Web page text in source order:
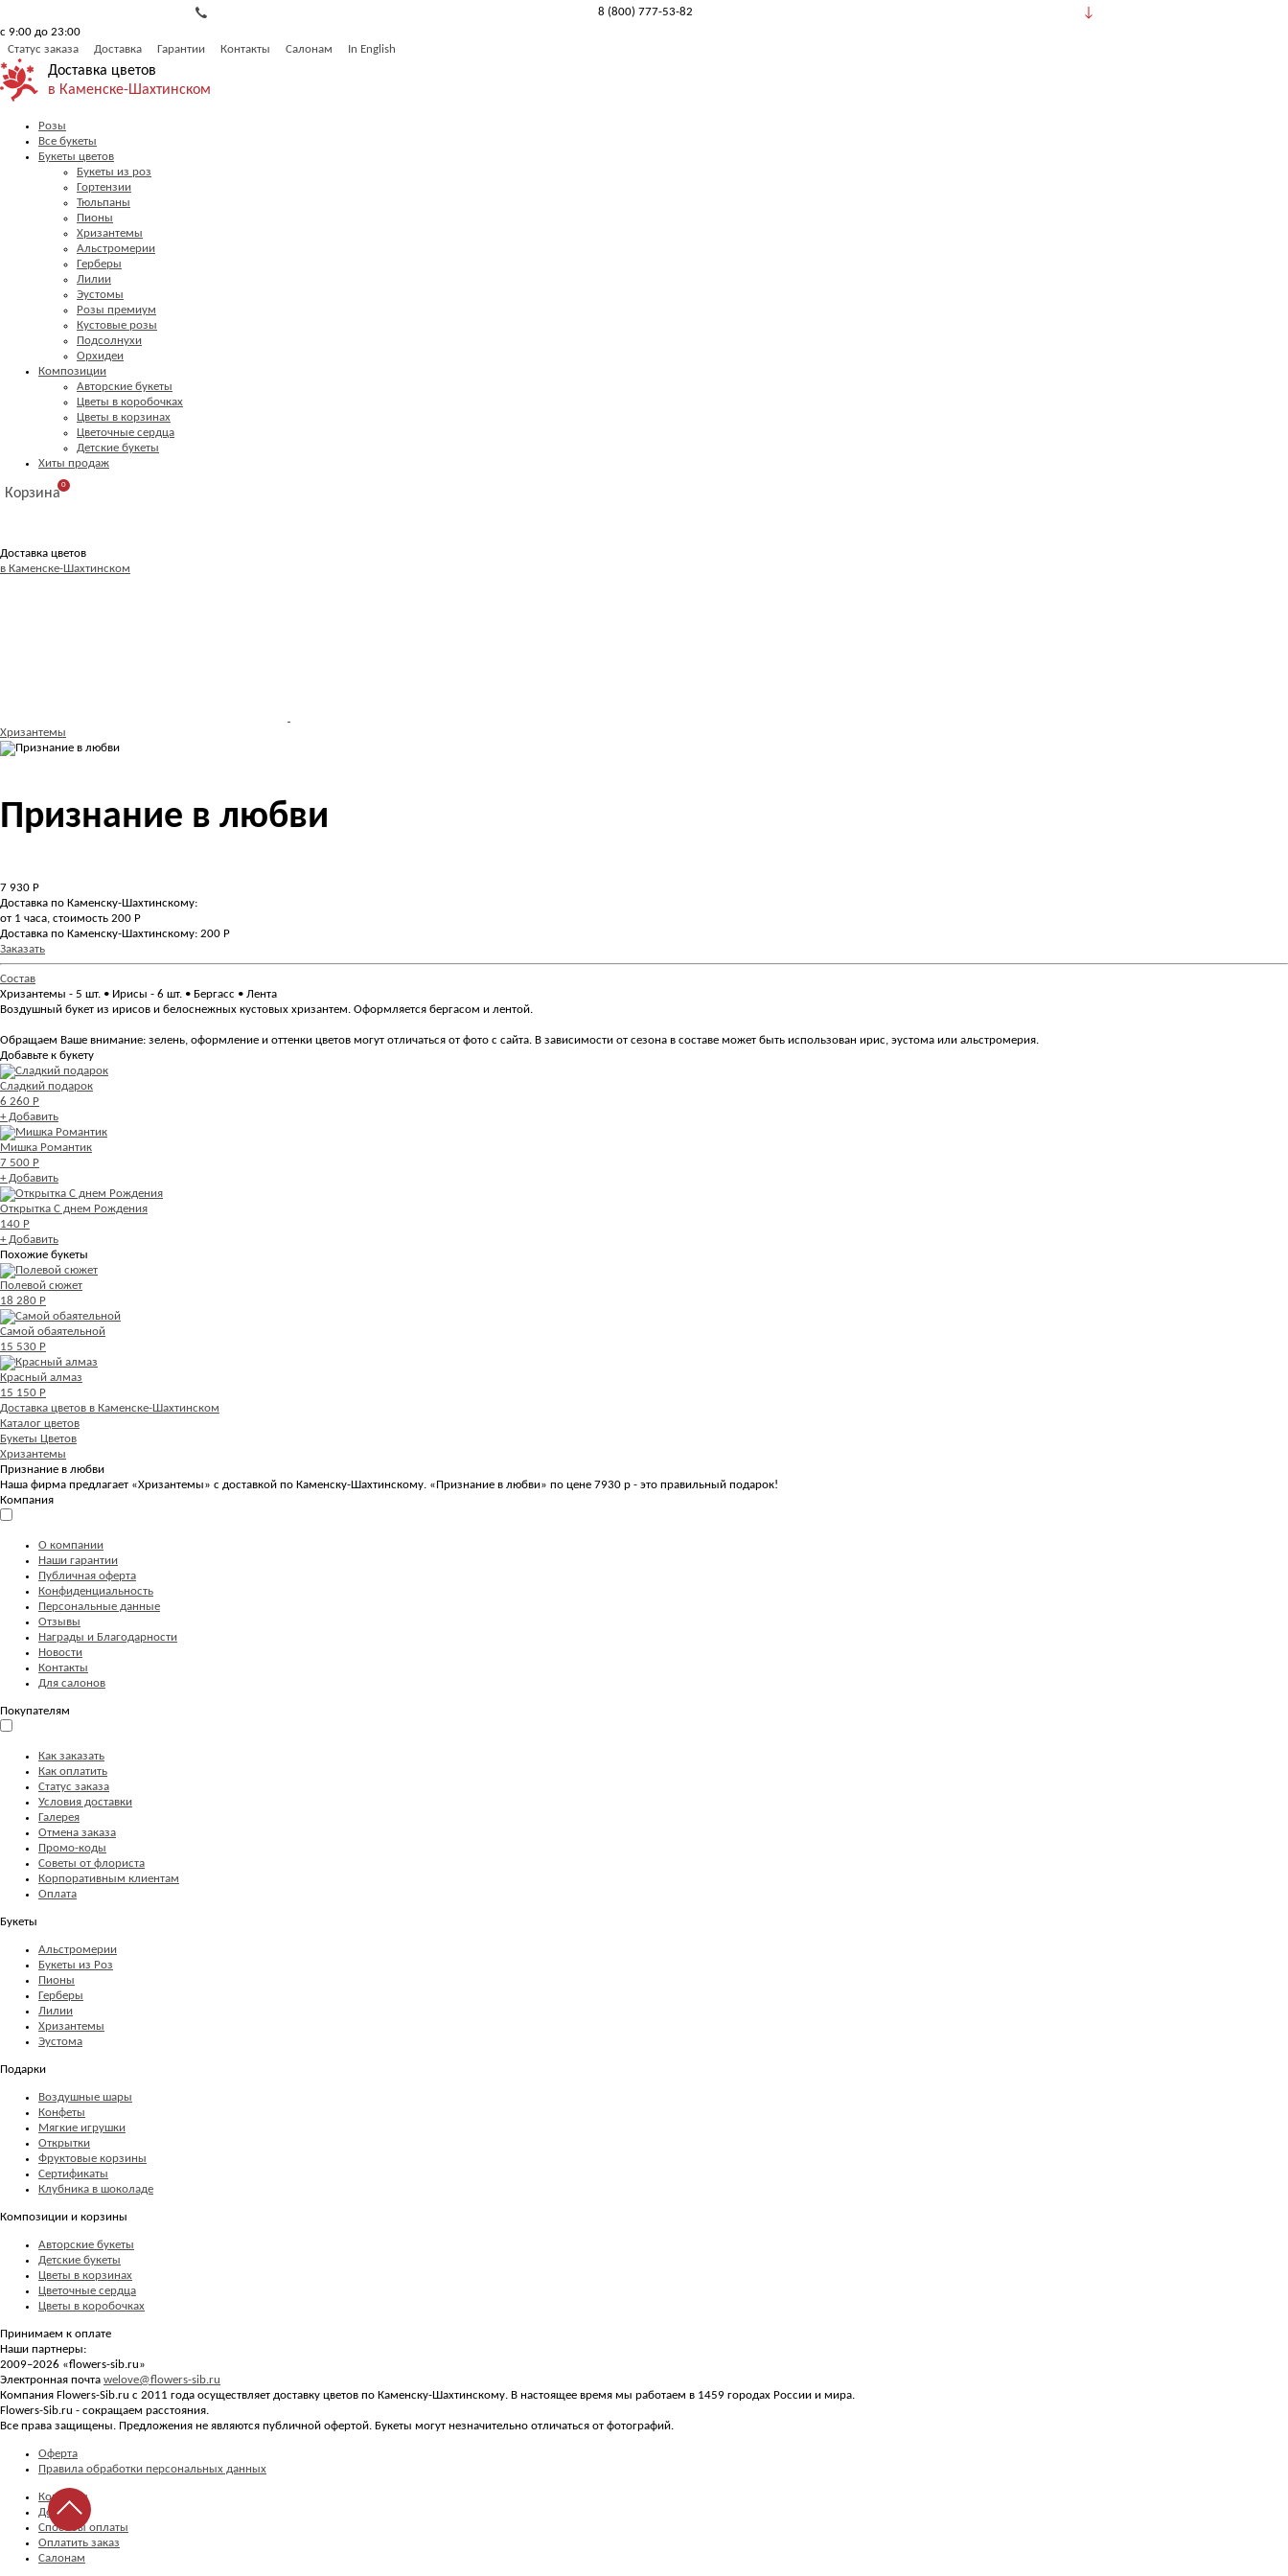
8 (800) 777-53-82
с 9:00 до 23:00
Статус заказа
Доставка Гарантии Контакты Салонам In English
Доставка цветов
в Каменске-Шахтинском
Розы
Все букеты
Букеты цветов
Букеты из роз
Гортензии
Тюльпаны
Пионы
Хризантемы
Альстромерии
Герберы
Лилии
Эустомы
Розы премиум
Кустовые розы
Подсолнухи
Орхидеи
Композиции
Авторские букеты
Цветы в коробочках
Цветы в корзинах
Цветочные сердца
Детские букеты
Хиты продаж
Корзина
0
Доставка цветов
в Каменске-Шахтинском
Хризантемы
Признание в любви
7 930 Р
Доставка по Каменску-Шахтинскому:
от 1 часа, стоимость 200 Р
Доставка по Каменску-Шахтинскому: 200 Р
Заказать
Состав
Хризантемы - 5 шт. • Ирисы - 6 шт. • Бергасс • Лента
Воздушный букет из ирисов и белоснежных кустовых хризантем. Оформляется бергасом и лентой.
Обращаем Ваше внимание: зелень, оформление и оттенки цветов могут отличаться от фото с сайта. В зависимости от сезона в составе может быть использован ирис, эустома или альстромерия.
Добавьте к букету
Сладкий подарок
6 260 Р
+ Добавить
Мишка Романтик
7 500 Р
+ Добавить
Открытка С днем Рождения
140 Р
+ Добавить
Похожие букеты
Полевой сюжет
18 280 Р
Самой обаятельной
15 530 Р
Красный алмаз
15 150 Р
Доставка цветов в Каменске-Шахтинском
Каталог цветов
Букеты Цветов
Хризантемы
Признание в любви
Наша фирма предлагает «Хризантемы» с доставкой по Каменску-Шахтинскому. «Признание в любви» по цене 7930 р - это правильный подарок!
Компания
О компании
Наши гарантии
Публичная оферта
Конфиденциальность
Персональные данные
Отзывы
Награды и Благодарности
Новости
Контакты
Для салонов
Покупателям
Как заказать
Как оплатить
Статус заказа
Условия доставки
Галерея
Отмена заказа
Промо-коды
Советы от флориста
Корпоративным клиентам
Оплата
Букеты
Альстромерии
Букеты из Роз
Пионы
Герберы
Лилии
Хризантемы
Эустома
Подарки
Воздушные шары
Конфеты
Мягкие игрушки
Открытки
Фруктовые корзины
Сертификаты
Клубника в шоколаде
Композиции и корзины
Авторские букеты
Детские букеты
Цветы в корзинах
Цветочные сердца
Цветы в коробочках
Принимаем к оплате
Наши партнеры:
2009–2026 «flowers-sib.ru»
Электронная почта welove@flowers-sib.ru
Компания Flowers-Sib.ru с 2011 года осуществляет доставку цветов по Каменску-Шахтинскому. В настоящее время мы работаем в 1459 городах России и мира.
Flowers-Sib.ru - сокращаем расстояния.
Все права защищены. Предложения не являются публичной офертой. Букеты могут незначительно отличаться от фотографий.
Оферта
Правила обработки персональных данных
Контакты
Доставка
Способы оплаты
Оплатить заказ
Салонам